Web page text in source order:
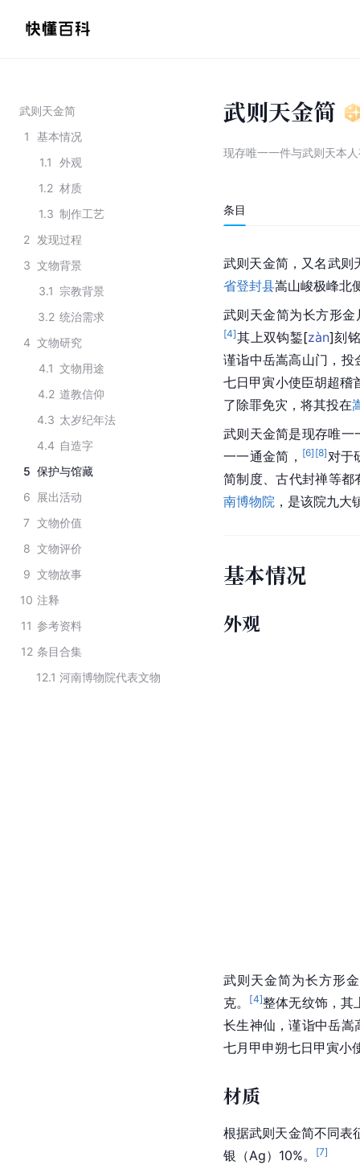
武则天金简
1
基本情况
1.1
外观
1.2 材质
1.3 制作工艺
2 发现过程
3 文物背景
3.1 宗教背景
3.2 统治需求
4 文物研究
4.1 文物用途
4.2 道教信仰
4.3 太岁纪年法
4.4 自造字
5 保护与馆藏
6
展出活动
7 文物价值
8 文物评价
9 文物故事
10 注释
11 参考资料
12 条目合集
12.1 河南博物院代表文物
武则天金简
现存唯一一件与武则天本
条目
武则天金简，又名武则
省登封县嵩山峻极峰北
武则天金简为长方形
[4]其上双钩錾[zàn]刻
谨诣中岳嵩高山门，
七日甲寅小使臣胡超稽
了除罪免灾，将其投在
武则天金简是现存唯一
一一通金简， [6] [8] 对于
简制度、古代封禅等都
南博物院 ，是该院九大
基本情况
外观
武则天金简为长方形
克。
[4]整体无纹饰，其
长生神仙，谨诣中岳
七月甲申朔七日甲寅小
材质
根据武则天金简不同表
银（Ag）10%。
[7]